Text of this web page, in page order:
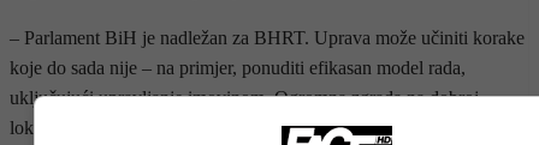
– Parlament BiH je nadležan za BHRT. Uprava može učiniti korake
koje do sada nije – na primjer, ponuditi efikasan model rada,
uključujući upravljanje imovinom. Ogromna zgrada na dobroj
lokaciji zjapi prazna. Hiljade kvadrata mogli su biti iznajmljeni